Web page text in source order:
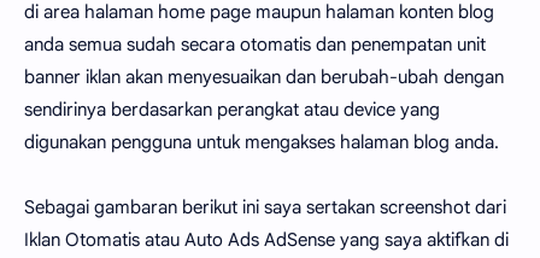
di area halaman home page maupun halaman konten blog
anda semua sudah secara otomatis dan penempatan unit
banner iklan akan menyesuaikan dan berubah-ubah dengan
sendirinya berdasarkan perangkat atau device yang
digunakan pengguna untuk mengakses halaman blog anda.
Sebagai gambaran berikut ini saya sertakan screenshot dari
Iklan Otomatis atau Auto Ads AdSense yang saya aktifkan di